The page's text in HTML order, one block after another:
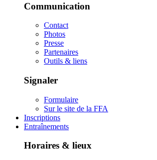
Communication
Contact
Photos
Presse
Partenaires
Outils & liens
Signaler
Formulaire
Sur le site de la FFA
Inscriptions
Entraînements
Horaires & lieux